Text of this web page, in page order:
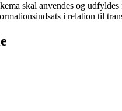
skal anvendes og
i relation til